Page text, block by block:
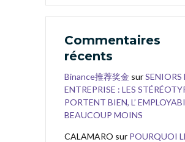
Commentaires
récents
Binance推荐奖金 surSENIORS
ENTREPRISE : LES
PORTENT BIEN, L’
BEAUCOUP MOINS
CALAMARO sur POURQUOI